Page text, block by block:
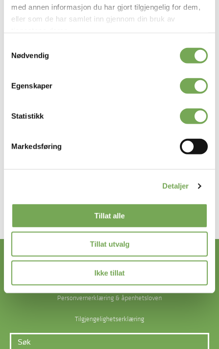
med annen informasjon du har gjort tilgjengelig for dem,
eller som de har samlet inn gjennom din bruk av
Nødvendig
Egenskaper
Statistikk
Markedsføring
Detaljer
Tillat alle
Tillat utvalg
Ikke tillat
Interessert i aktiviteter og nyheter for:
Kontakt oss
Nyhetsbrev
Personvernerklæring & åpenhetsloven
Tilgjengelighetserklæring